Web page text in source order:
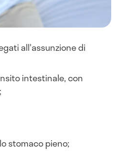
all'assunzione di
intestinale, con
stomaco pieno;